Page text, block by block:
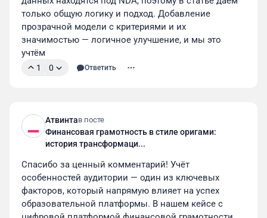
операции.
маскота — динозавра по имени Финграмчик,
который олицетворяет богатство и успех в
финансовых делах. В игре мы сделали его
главным героем — по сценарию динозавр ходит
только общую логику и подход. Добавление
прозрачной модели с критериями и их
значимостью — логичное улучшение, и мы это
учтём
1 0 Ответить
Атвинтав посте
Финансовая грамотность в стиле оригами:
история трансформаци...
Спасибо за ценный комментарий! Учёт
особенностей аудитории — один из ключевых
факторов, который напрямую влияет на успех
образовательной платформы. В нашем кейсе с